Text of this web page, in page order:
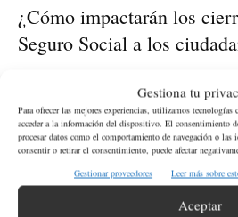
Gestiona tu
Para ofrecer las mejores experiencias, utilizamos tecnologías
acceder a la información del dispositivo. El consentimiento
procesar datos como el comportamiento de navegación o
consentir o retirar el consentimiento, puede afectar
Gestionar proveedores
Leer más sobre
Aceptar
¿Cómo impactarán los
Seguro Social a los
Los cierres de oficinas podrían
esenciales, especialmente para adultos
zonas rurales, personas con
acceso limitado a internet o
entre los grupos de defensa.